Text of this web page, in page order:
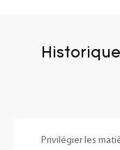
Privilégier les